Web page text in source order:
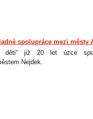
spolupráce mezi městy
děti“ již 20 let úzce
Nejdek.